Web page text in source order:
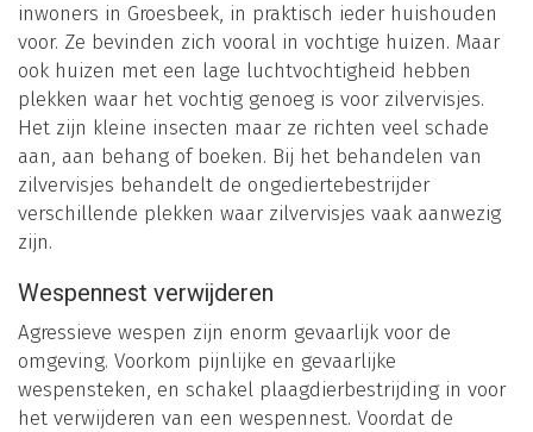
inwoners in Groesbeek, in praktisch ieder huishouden
voor. Ze bevinden zich vooral in vochtige huizen. Maar
ook huizen met een lage luchtvochtigheid hebben
plekken waar het vochtig genoeg is voor zilvervisjes.
Het zijn kleine insecten maar ze richten veel schade
aan, aan behang of boeken. Bij het behandelen van
zilvervisjes behandelt de ongediertebestrijder
verschillende plekken waar zilvervisjes vaak aanwezig
zijn.
Wespennest verwijderen
Agressieve wespen zijn enorm gevaarlijk voor de
omgeving. Voorkom pijnlijke en gevaarlijke
wespensteken, en schakel plaagdierbestrijding in voor
het verwijderen van een wespennest. Voordat de